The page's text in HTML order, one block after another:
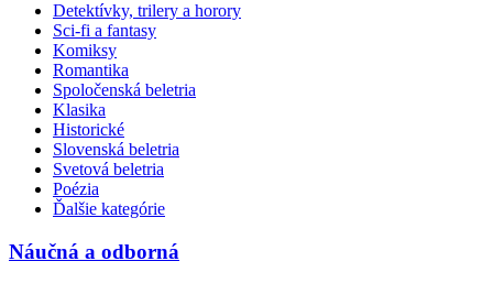
Detektívky, trilery a horory
Sci-fi a fantasy
Komiksy
Romantika
Spoločenská beletria
Klasika
Historické
Slovenská beletria
Svetová beletria
Poézia
Ďalšie kategórie
Náučná a odborná